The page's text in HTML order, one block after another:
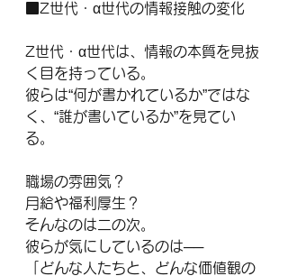
■Z世代・α世代の情報接触の変化
Z世代・α世代は、情報の本質を見抜
く目を持っている。
彼らは“何が書かれているか”ではな
く、“誰が書いているか”を見てい
る。
職場の雰囲気？
月給や福利厚生？
そんなのは二の次。
彼らが気にしているのは──
「どんな人たちと、どんな価値観の